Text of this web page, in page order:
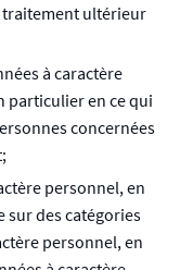
traitement ultérieur
à caractère
particulier en ce qui
concernées
personnel, en
des catégories
personnel, en